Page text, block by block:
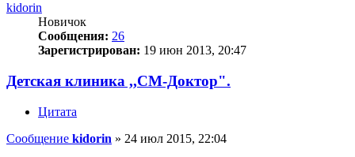
kidorin
Новичок
Сообщения: 26
Зарегистрирован: 19 июн 2013, 20:47
Детская клиника ,,СМ-Доктор".
Цитата
Сообщение kidorin » 24 июл 2015, 22:04